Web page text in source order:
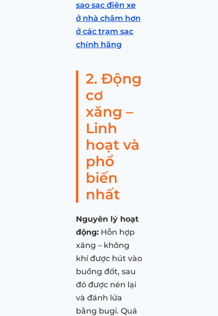
sao sạc điện xe
ở nhà chậm hơn
ở các trạm sạc
chính hãng
2. Động
cơ
xăng –
Linh
hoạt và
phổ
biến
nhất
Nguyên lý hoạt
động: Hỗn hợp
xăng – không
khí được hút vào
buồng đốt, sau
đó được nén lại
và đánh lửa
bằng bugi. Quá